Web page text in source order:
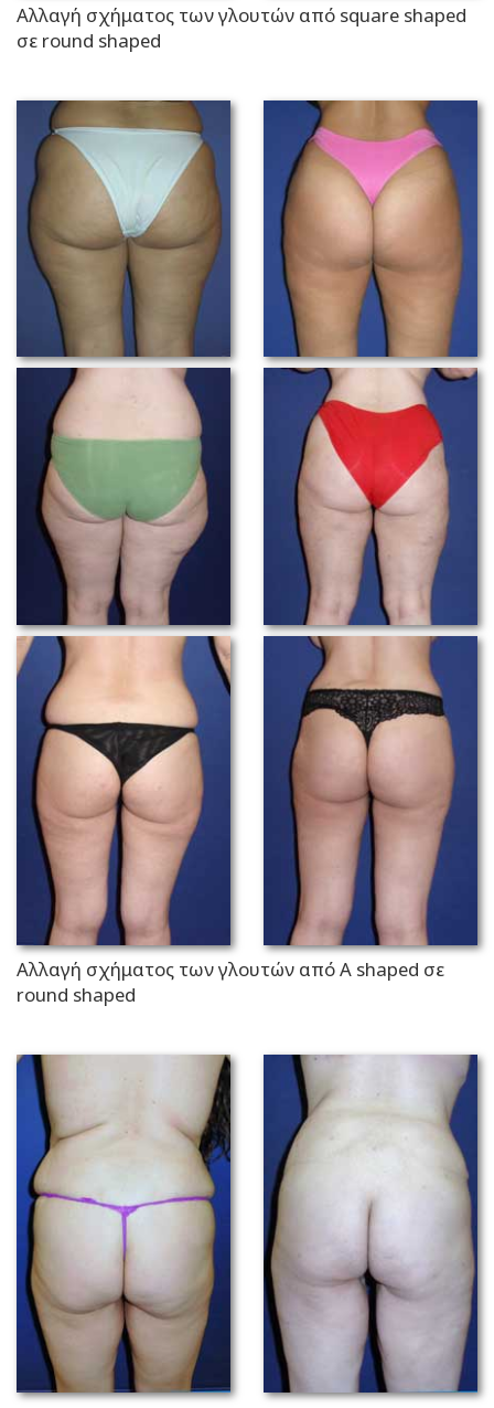
Αλλαγή σχήματος των γλουτών από square shaped
σε round shaped
Αλλαγή σχήματος των γλουτών από Α shaped σε
round shaped